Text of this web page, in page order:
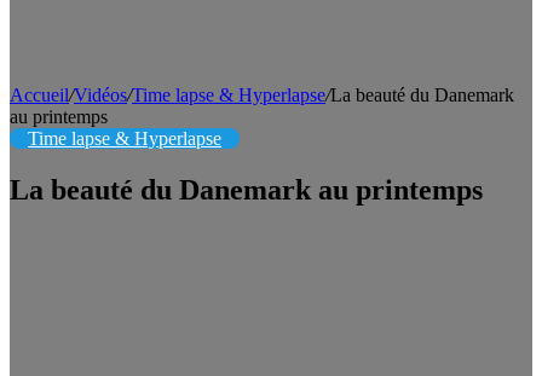
Accueil/Vidéos/Time lapse & Hyperlapse/La beauté du Danemark
au printemps
Time lapse & Hyperlapse
La beauté du Danemark au printemps